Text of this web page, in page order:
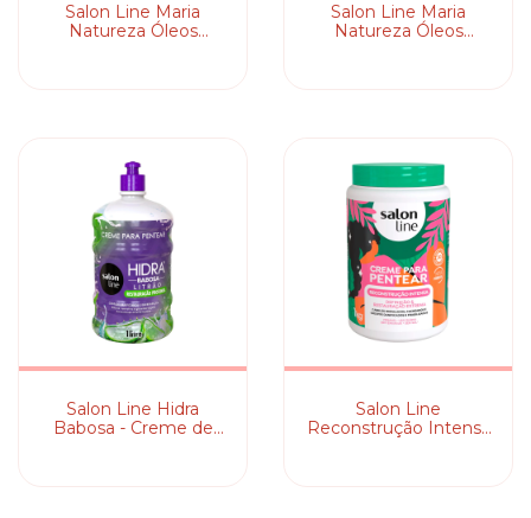
Salon Line Maria
Natureza Óleos
Salon Line Maria
Natureza Óleos
Salon Line Hidra
Babosa - Creme de
Salon Line
Reconstrução Intensa